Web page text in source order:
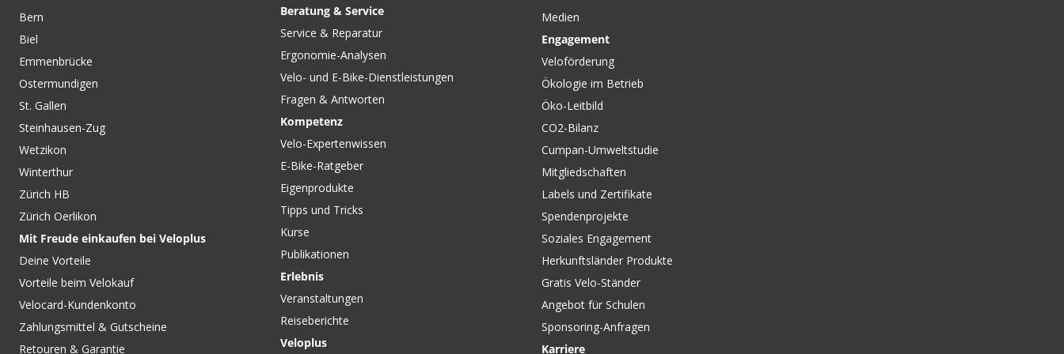
CHF 1.20
DT COMPETITION Speichen
silber silber von DT SWISS
CHF 3.90
Polyurethan / blau / 16" 22-
305 von SCHWALBE
MAXLE STEALTH REAR
12x142mm Steckachse /
schwarz von ROCKSHOX
Bern
Biel
Emmenbrücke
Ostermundigen
St. Gallen
Steinhausen-Zug
Wetzikon
Winterthur
Zürich HB
Zürich Oerlikon
Mit Freude einkaufen bei Veloplus
Deine Vorteile
Vorteile beim Velokauf
Velocard-Kundenkonto
Zahlungsmittel & Gutscheine
Retouren & Garantie
Beratung & Service
Service & Reparatur
Ergonomie-Analysen
Velo- und E-Bike-Dienstleistungen
Fragen & Antworten
Kompetenz
Velo-Expertenwissen
E-Bike-Ratgeber
Eigenprodukte
Tipps und Tricks
Kurse
Publikationen
Erlebnis
Veranstaltungen
Reiseberichte
Veloplus
Medien
Engagement
Veloförderung
Ökologie im Betrieb
Öko-Leitbild
CO2-Bilanz
Cumpan-Umweltstudie
Mitgliedschaften
Labels und Zertifikate
Spendenprojekte
Soziales Engagement
Herkunftsländer Produkte
Gratis Velo-Ständer
Angebot für Schulen
Sponsoring-Anfragen
Karriere